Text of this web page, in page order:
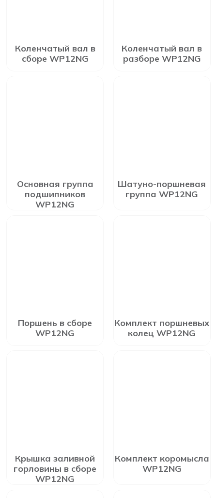
Коленчатый вал в
сборе WP12NG
Коленчатый вал в
разборе WP12NG
Основная группа
подшипников
WP12NG
Шатуно-поршневая
группа WP12NG
Поршень в сборе
WP12NG
Комплект поршневых
колец WP12NG
Крышка заливной
горловины в сборе
WP12NG
Комплект коромысла
WP12NG